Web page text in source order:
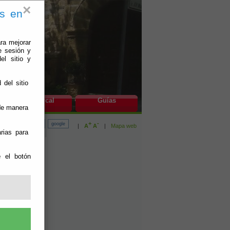
×
en
mejorar
sesión y
sitio y
del sitio
manera
para
el botón
Bayárcal Guías
| A+ A- | Mapa web